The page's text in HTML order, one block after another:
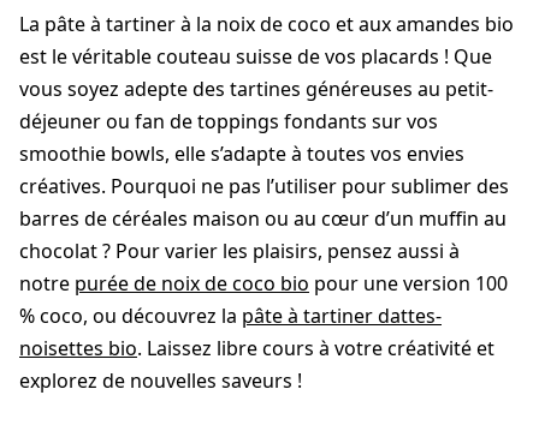
La pâte à tartiner à la noix de coco et aux amandes bio
est le véritable couteau suisse de vos placards ! Que
vous soyez adepte des tartines généreuses au petit-
déjeuner ou fan de toppings fondants sur vos
smoothie bowls, elle s’adapte à toutes vos envies
créatives. Pourquoi ne pas l’utiliser pour sublimer des
barres de céréales maison ou au cœur d’un muffin au
chocolat ? Pour varier les plaisirs, pensez aussi à
notre purée de noix de coco bio pour une version 100
% coco, ou découvrez la pâte à tartiner dattes-
noisettes bio. Laissez libre cours à votre créativité et
explorez de nouvelles saveurs !